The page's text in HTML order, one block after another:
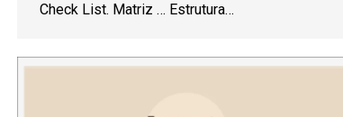
Check List. Matriz … Estrutura…